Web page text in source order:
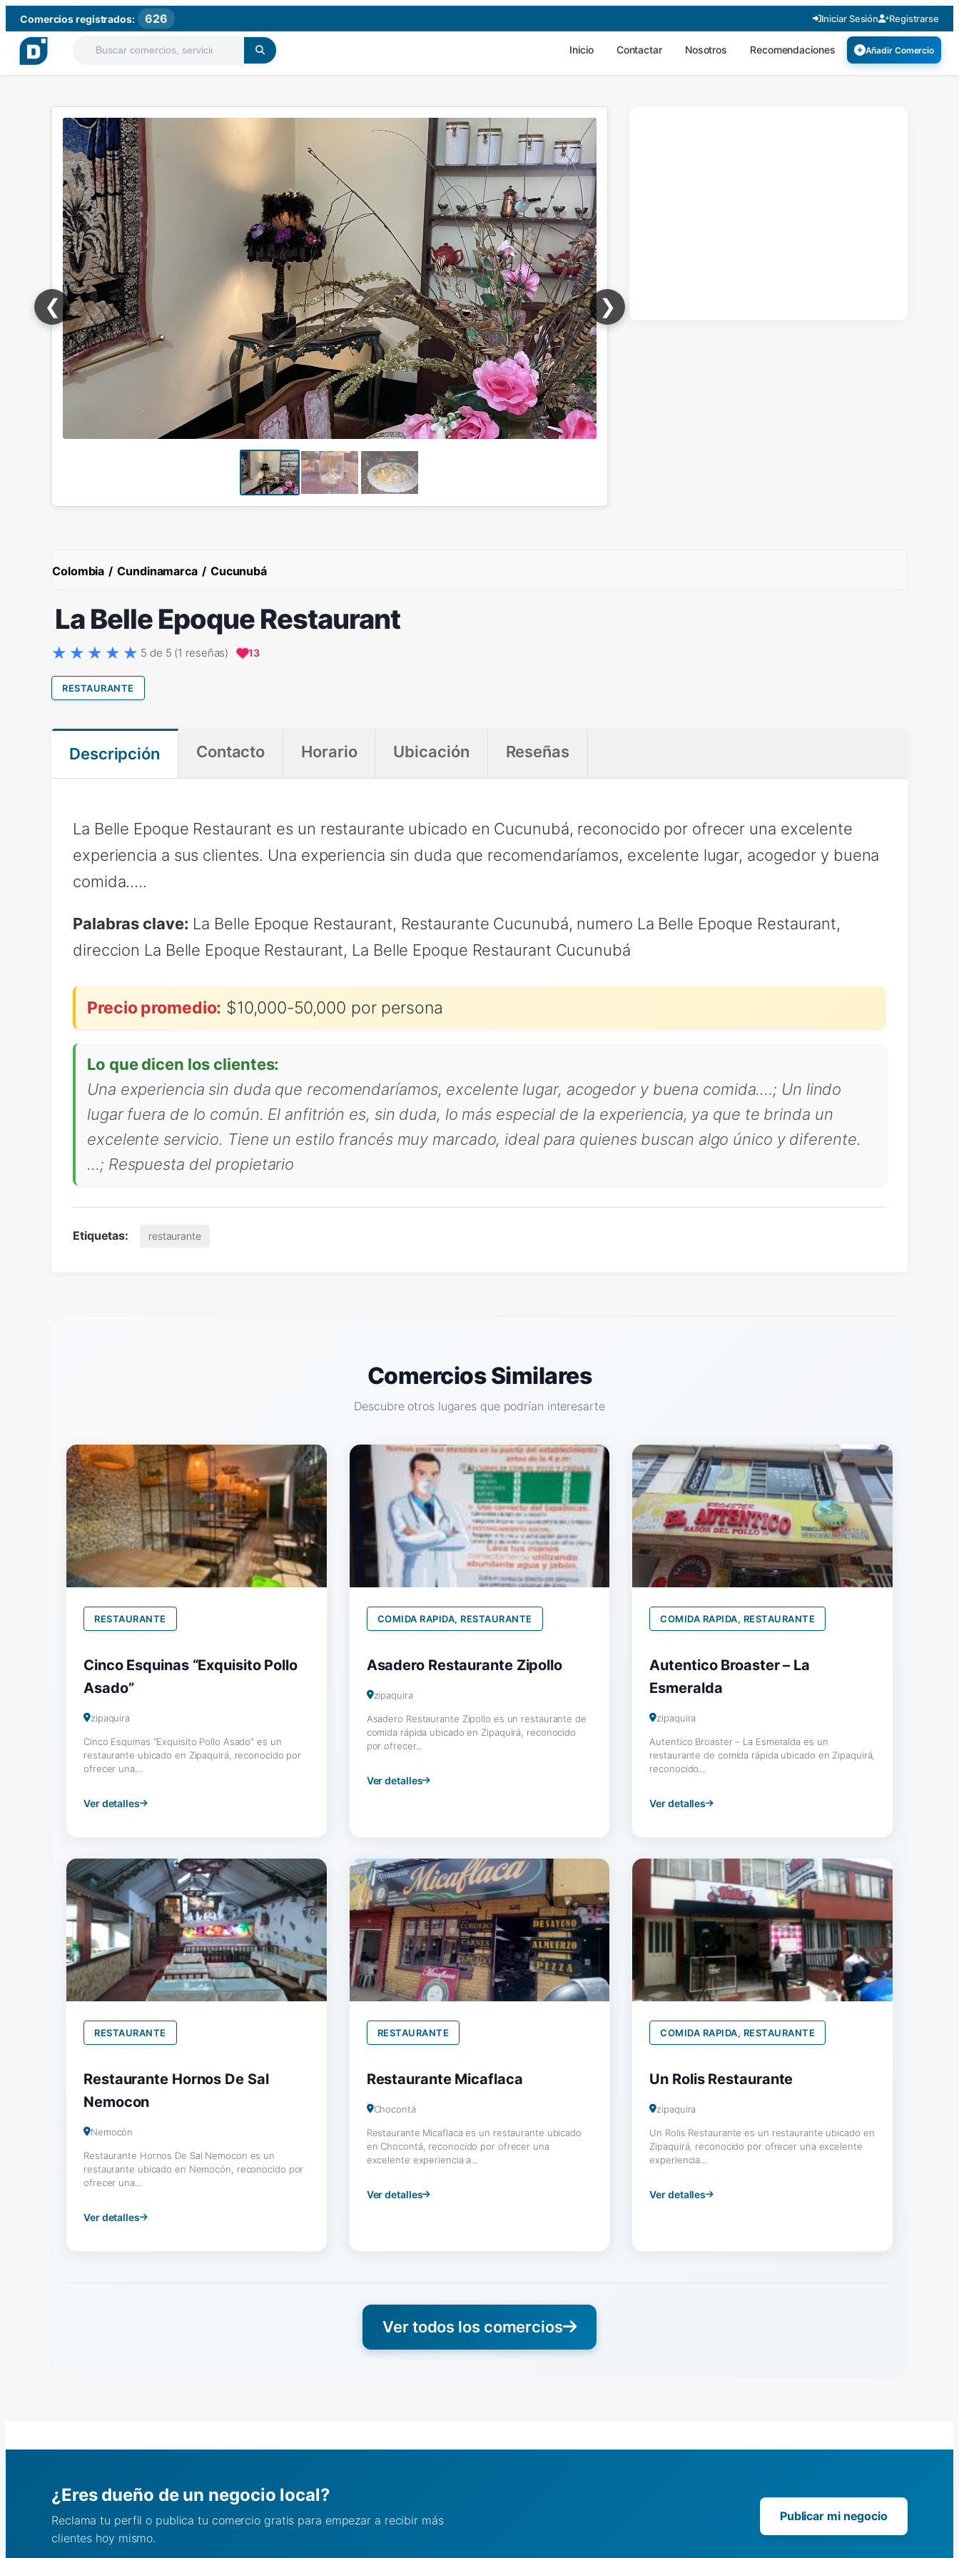
Comercios registrados: 626 Iniciar Sesión Registrarse
Inicio Contactar Nosotros Recomendaciones Añadir Comercio
❮ ❯
Colombia / Cundinamarca / Cucunubá
La Belle Epoque Restaurant
5 de 5 (1 reseñas) 13
RESTAURANTE
Descripción Contacto Horario Ubicación Reseñas
La Belle Epoque Restaurant es un restaurante ubicado en Cucunubá, reconocido por ofrecer una excelente
experiencia a sus clientes. Una experiencia sin duda que recomendaríamos, excelente lugar, acogedor y buena
comida.….
Palabras clave: La Belle Epoque Restaurant, Restaurante Cucunubá, numero La Belle Epoque Restaurant,
direccion La Belle Epoque Restaurant, La Belle Epoque Restaurant Cucunubá
Precio promedio: $10,000-50,000 por persona
Lo que dicen los clientes:
Una experiencia sin duda que recomendaríamos, excelente lugar, acogedor y buena comida.…; Un lindo
lugar fuera de lo común. El anfitrión es, sin duda, lo más especial de la experiencia, ya que te brinda un
excelente servicio. Tiene un estilo francés muy marcado, ideal para quienes buscan algo único y diferente.
…; Respuesta del propietario
Etiquetas: restaurante
Comercios Similares
Descubre otros lugares que podrían interesarte
RESTAURANTE
Cinco Esquinas “Exquisito Pollo
Asado”
zipaquira
Cinco Esquinas “Exquisito Pollo Asado” es un
restaurante ubicado en Zipaquirá, reconocido por
ofrecer una...
Ver detalles
COMIDA RAPIDA, RESTAURANTE
Asadero Restaurante Zipollo
zipaquira
Asadero Restaurante Zipollo es un restaurante de
comida rápida ubicado en Zipaquirá, reconocido
por ofrecer...
Ver detalles
COMIDA RAPIDA, RESTAURANTE
Autentico Broaster – La
Esmeralda
zipaquira
Autentico Broaster – La Esmeralda es un
restaurante de comida rápida ubicado en Zipaquirá,
reconocido...
Ver detalles
RESTAURANTE
Restaurante Hornos De Sal
Nemocon
Nemocón
Restaurante Hornos De Sal Nemocon es un
restaurante ubicado en Nemocón, reconocido por
ofrecer una...
Ver detalles
RESTAURANTE
Restaurante Micaflaca
Chocontá
Restaurante Micaflaca es un restaurante ubicado
en Chocontá, reconocido por ofrecer una
excelente experiencia a...
Ver detalles
COMIDA RAPIDA, RESTAURANTE
Un Rolis Restaurante
zipaquira
Un Rolis Restaurante es un restaurante ubicado en
Zipaquirá, reconocido por ofrecer una excelente
experiencia...
Ver detalles
Ver todos los comercios
¿Eres dueño de un negocio local?
Reclama tu perfil o publica tu comercio gratis para empezar a recibir más
clientes hoy mismo.
Publicar mi negocio